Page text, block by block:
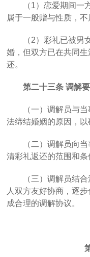
（1）恋爱期间一
属于一般赠与性质，不
（2）彩礼已被男
婚，但双方已在共同
还。
第二十三条 调解
（一）调解员与
法缔结婚姻的原因，以
（二）调解员向
清彩礼返还的范围和条
（三）调解员结
人双方友好协商，逐
成合理的调解协议。